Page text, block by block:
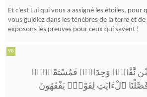
Et c'est Lui qui vous a assigné les étoiles, pour
vous guidiez dans les ténèbres de la terre et
exposons les preuves pour ceux qui savent !
98
مِّن نَّفْسٍۢ وَٰحِدَةٍۢ فَمُسْتَقَرٌّۭ
ٱلْءَايَٰتِ لِقَوْمٍۢ يَفْقَهُونَ